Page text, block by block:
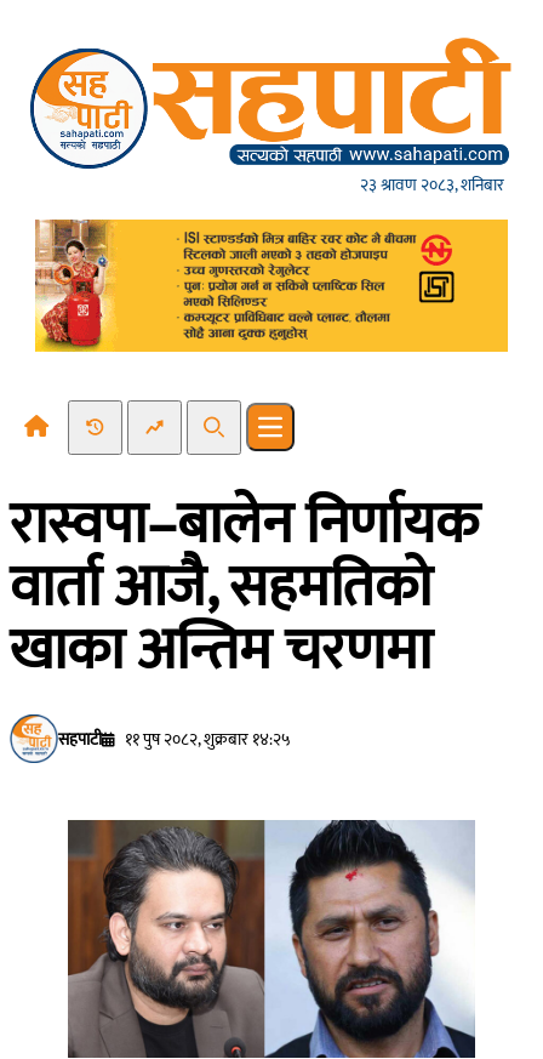
२३ श्रावण २०८३, शनिबार
Recent NewsTrending News
SearchOpen main menu
रास्वपा–बालेन निर्णायक
वार्ता आजै, सहमतिको
खाका अन्तिम चरणमा
सहपाटी ११ पुष २०८२, शुक्रबार १४:२५